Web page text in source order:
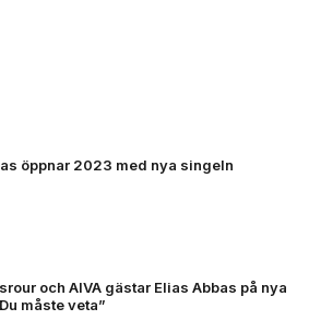
öppnar 2023 med nya singeln
och AIVA gästar Elias Abbas på nya
måste veta”